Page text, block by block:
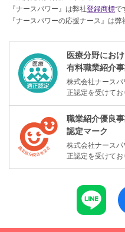
『ナースパワー』は弊社登録商標で
『ナースパワーの応援ナース』は弊
医療分野にお
有料職業紹介
株式会社ナース
正認定を受けてお
職業紹介優良
認定マーク
株式会社ナース
正認定を受けてお